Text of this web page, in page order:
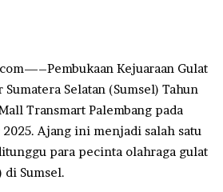
Kejuaraan Gulat
Selatan (Sumsel) Tahun
Transmart Palembang pada
Ajang ini menjadi salah satu
para pecinta olahraga gulat
Sumsel.